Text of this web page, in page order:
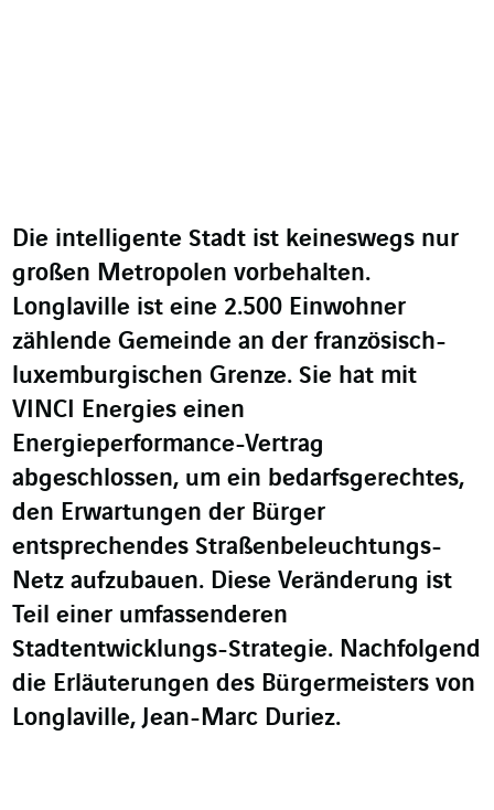
Die intelligente Stadt ist keineswegs nur
großen Metropolen vorbehalten.
Longlaville ist eine 2.500 Einwohner
zählende Gemeinde an der französisch-
luxemburgischen Grenze. Sie hat mit
VINCI Energies einen
Energieperformance-Vertrag
abgeschlossen, um ein bedarfsgerechtes,
den Erwartungen der Bürger
entsprechendes Straßenbeleuchtungs-
Netz aufzubauen. Diese Veränderung ist
Teil einer umfassenderen
Stadtentwicklungs-Strategie. Nachfolgend
die Erläuterungen des Bürgermeisters von
Longlaville, Jean-Marc Duriez.